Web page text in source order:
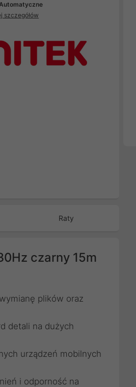
szczegółów
Raty
czarny 15m
plików oraz
detali na dużych
urządzeń mobilnych
i odporność na